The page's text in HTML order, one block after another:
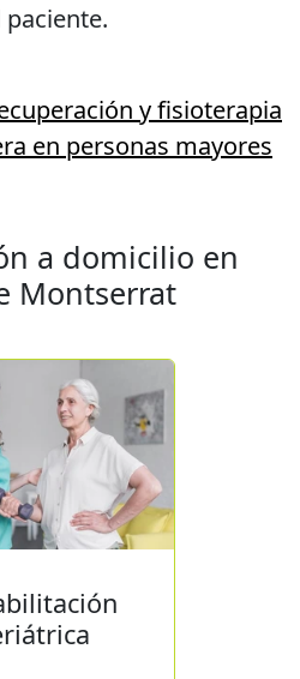
y fisioterapia
en personas mayores
a domicilio en
Montserrat